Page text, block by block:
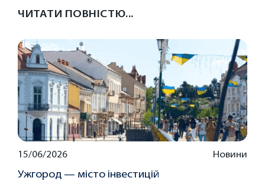
ЧИТАТИ ПОВНІСТЮ...
15/06/2026 Новини
Ужгород — місто інвестицій